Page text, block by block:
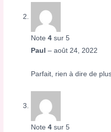
Note4 sur 5
Paul– août 24, 2022
Parfait, rien à dire de
Note4 sur 5